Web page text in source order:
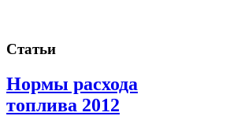
Статьи
Нормы расхода
топлива 2012